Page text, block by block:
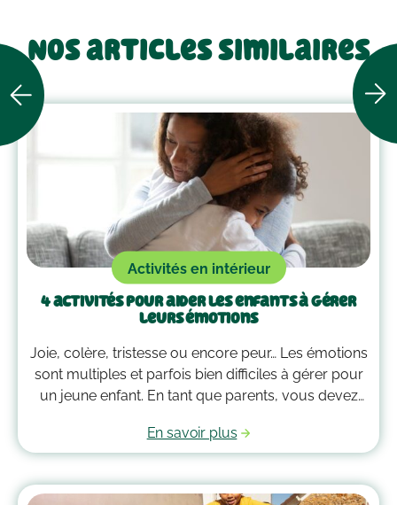
Nos articles similaires
Activités en intérieur
4 activités pour aider les enfants à gérer
leurs émotions
Joie, colère, tristesse ou encore peur… Les émotions
sont multiples et parfois bien difficiles à gérer pour
un jeune enfant. En tant que parents, vous devez
plus d’un tour dans votre sac pour les
accompagner. Voici quelques outils qui peuvent
vous guider dans la gestion des émotions de vos
enfants !
En savoir plus